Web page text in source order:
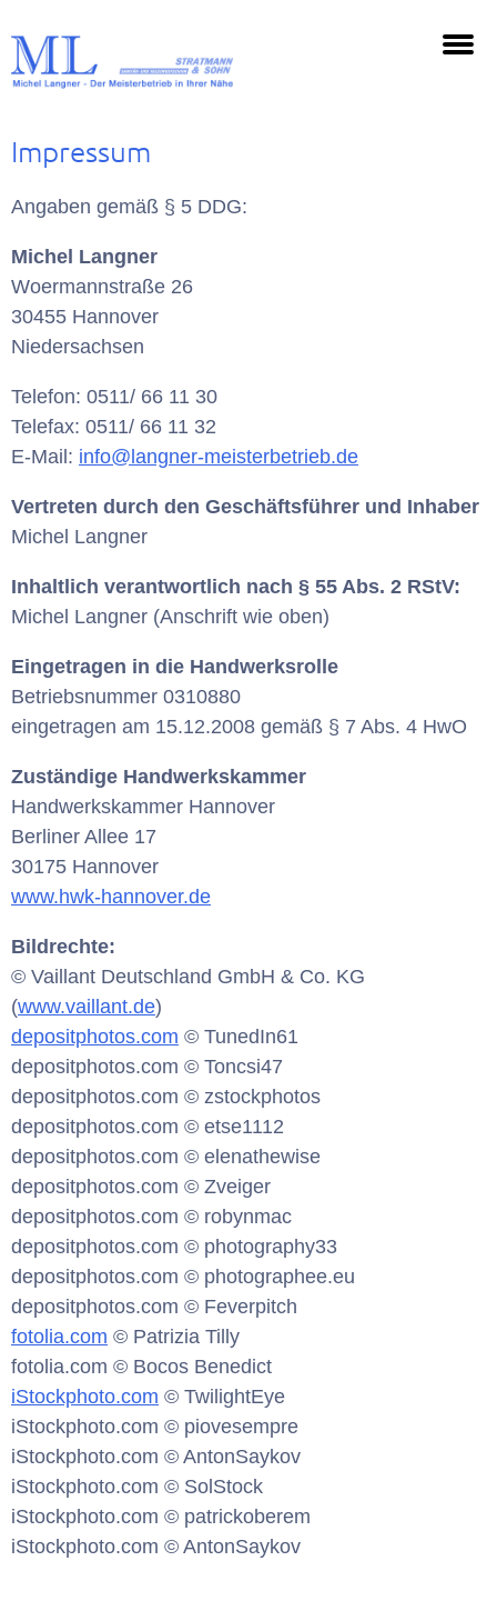
Impressum
Angaben gemäß § 5 DDG:
Michel Langner
Woermannstraße 26
30455 Hannover
Niedersachsen
Telefon: 0511/ 66 11 30
Telefax: 0511/ 66 11 32
E-Mail: info@langner-meisterbetrieb.de
Vertreten durch den Geschäftsführer und Inhaber
Michel Langner
Inhaltlich verantwortlich nach § 55 Abs. 2 RStV:
Michel Langner (Anschrift wie oben)
Eingetragen in die Handwerksrolle
Betriebsnummer 0310880
eingetragen am 15.12.2008 gemäß § 7 Abs. 4 HwO
Zuständige Handwerkskammer
Handwerkskammer Hannover
Berliner Allee 17
30175 Hannover
www.hwk-hannover.de
Bildrechte:
© Vaillant Deutschland GmbH & Co. KG
(www.vaillant.de)
depositphotos.com © TunedIn61
depositphotos.com © Toncsi47
depositphotos.com © zstockphotos
depositphotos.com © etse1112
depositphotos.com © elenathewise
depositphotos.com © Zveiger
depositphotos.com © robynmac
depositphotos.com © photography33
depositphotos.com © photographee.eu
depositphotos.com © Feverpitch
fotolia.com © Patrizia Tilly
fotolia.com © Bocos Benedict
iStockphoto.com © TwilightEye
iStockphoto.com © piovesempre
iStockphoto.com © AntonSaykov
iStockphoto.com © SolStock
iStockphoto.com © patrickoberem
iStockphoto.com © AntonSaykov